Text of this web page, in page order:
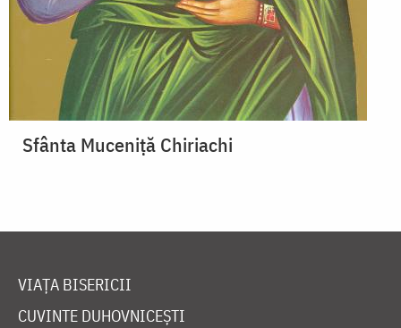
Sfânta Muceniță Chiriachi
VIAȚA BISERICII
CUVINTE DUHOVNICEȘTI